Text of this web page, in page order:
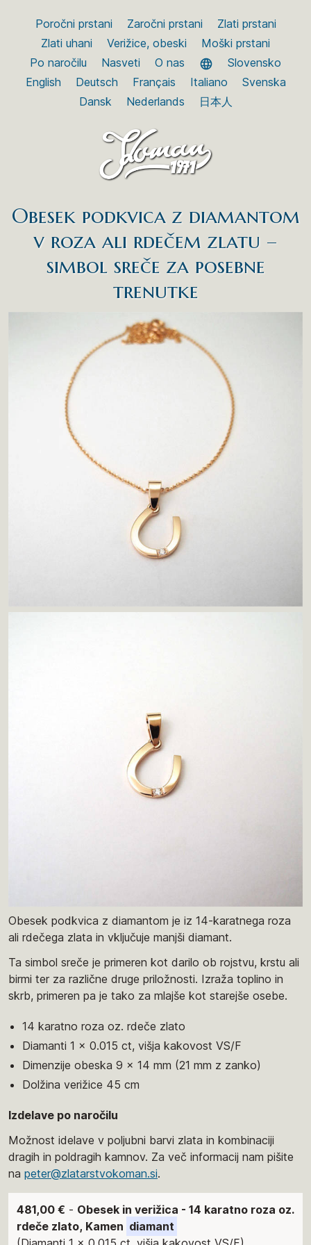
Poročni prstani Zaročni prstani
Zlati prstani
Zlati uhani
Verižice, obeski
Moški prstani
Po naročilu
Nasveti O nas
Slovensko
English
Deutsch Français Italiano
Svenska
Dansk
Nederlands 日本人
Obesek podkvica z diamantom
v roza ali rdečem zlatu –
simbol sreče za posebne
trenutke
Obesek podkvica z diamantom je iz 14-karatnega roza
ali rdečega zlata in vključuje manjši diamant.
Ta simbol sreče je primeren kot darilo ob rojstvu, krstu ali
birmi ter za različne druge priložnosti. Izraža toplino in
skrb, primeren pa je tako za mlajše kot starejše osebe.
14 karatno roza oz. rdeče zlato
Diamanti 1 x 0.015 ct, višja kakovost VS/F
Dimenzije obeska 9 x 14 mm (21 mm z zanko)
Dolžina verižice 45 cm
Izdelave po naročilu
Možnost idelave v poljubni barvi zlata in kombinaciji
dragih in poldragih kamnov. Za več informacij nam pišite
na peter@zlatarstvokoman.si.
481,00 € - Obesek in verižica - 14 karatno roza oz.
rdeče zlato, Kamen diamant